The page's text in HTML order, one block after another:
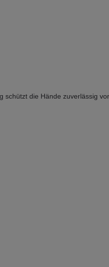
die Hände zuverlässig